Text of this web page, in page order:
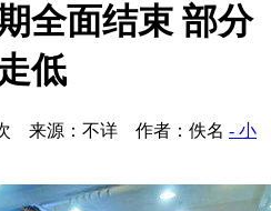
全面结束 部分
低
来源：不详 作者：佚名 - 小